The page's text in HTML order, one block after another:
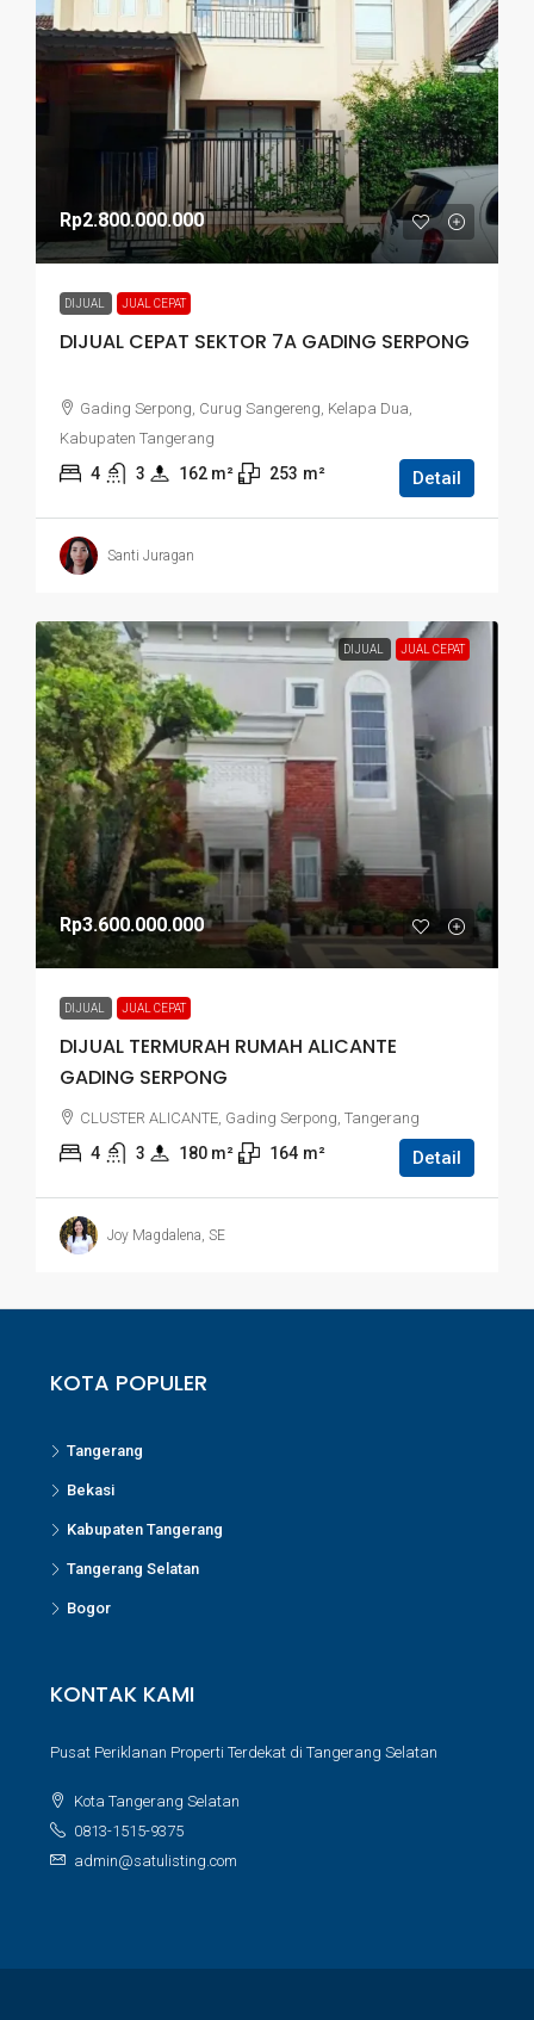
Rp2.800.000.000
DIJUAL JUAL CEPAT
DIJUAL CEPAT SEKTOR 7A GADING SERPONG
Gading Serpong, Curug Sangereng, Kelapa Dua,
Kabupaten Tangerang
4 3 162 m² 253 m² Detail
Santi Juragan
DIJUAL JUAL CEPAT
Rp3.600.000.000
DIJUAL JUAL CEPAT
DIJUAL TERMURAH RUMAH ALICANTE
GADING SERPONG
CLUSTER ALICANTE, Gading Serpong, Tangerang
4 3 180 m² 164 m² Detail
Joy Magdalena, SE
KOTA POPULER
Tangerang
Bekasi
Kabupaten Tangerang
Tangerang Selatan
Bogor
KONTAK KAMI
Pusat Periklanan Properti Terdekat di Tangerang Selatan
Kota Tangerang Selatan
0813-1515-9375
admin@satulisting.com